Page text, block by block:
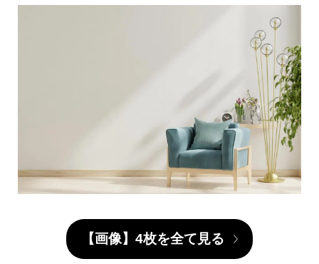
【画像】4枚を全て見る